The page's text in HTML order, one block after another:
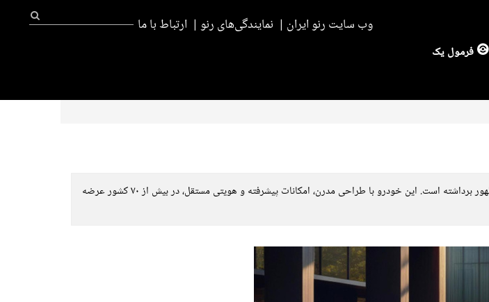
وب سایت رنو ایران نمایندگی‌های رنو ارتباط با ما
فرمول یک
رنو با معرفی شاسی‌بلند جدید خود، بورئال، گام بلندی در مسیر ارتقای جایگاه خود در بازارهای نوظهور برداشته است. این خودرو با طراحی مدرن، امکانات پیشرفته و هویتی مستقل، در بیش از ۷۰ کشور عرضه